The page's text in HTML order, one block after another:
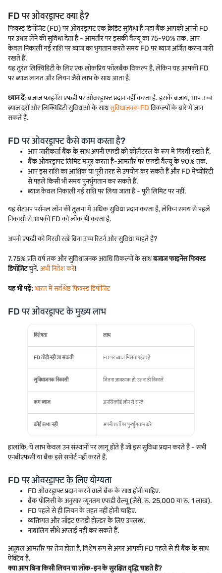
FD पर ओवरड्राफ्ट क्या है?
फिक्स्ड डिपॉज़िट (FD) पर ओवरड्राफ्ट एक क्रेडिट सुविधा है जहां बैंक आपको अपनी FD
पर उधार लेने की सुविधा देता है - आमतौर पर इसकी वैल्यू का 75-90% तक. आप
केवल निकाली गई राशि पर ब्याज का भुगतान करते समय FD पर ब्याज अर्जित करना जारी
रखते हैं.
यह तुरंत लिक्विडिटी के लिए एक लोकप्रिय फॉलबैक विकल्प है, लेकिन यह आपकी FD
पर ब्याज लागत और लियन जैसे लाभ के साथ आता है.
ध्यान दें: बजाज फाइनेंस एफडी पर ओवरड्राफ्ट प्रदान नहीं करता है. इसके बजाय, आप उच्च
ब्याज दरों और लिक्विडिटी सुविधाओं के साथसुविधाजनक FDविकल्पों के बारे में जान
सकते हैं.
FD पर ओवरड्राफ्ट कैसे काम करता है?
आप जारीकर्ता बैंक के साथ अपनी एफडी को कोलैटरल के रूप में गिरवी रखते हैं.
बैंक ओवरड्राफ्ट लिमिट मंजूर करता है-आमतौर पर एफडी वैल्यू के 90% तक.
आप इस राशि का आंशिक या पूरी तरह से उपयोग कर सकते हैं और FD मेच्योरिटी
से पहले किसी भी समय पुनर्भुगतान कर सकते हैं.
ब्याज केवल निकाली गई राशि पर लिया जाता है - पूरी लिमिट पर नहीं.
यह सेटअप पर्सनल लोन की तुलना में अधिक सुविधा प्रदान करता है, लेकिन समय से पहले
निकासी से आपकी FD को लॉक भी करता है.
अपनी एफडी को गिरवी रखे बिना उच्च रिटर्न और सुविधा चाहते हैं?
7.75% प्रति वर्ष तक और सुविधाजनक अवधि विकल्पों के साथबजाज फाइनेंस फिक्स्ड
डिपॉज़िटचुनें. अभी निवेश करें!
यह भी पढ़ें:भारत में सर्वश्रेष्ठ फिक्स्ड डिपॉजिट
FD पर ओवरड्राफ्ट के मुख्य लाभ
विशेषता लाभ
FD तोड़ी नहीं जा सकती FD पर ब्याज मिलता रहता है
सुविधाजनक निकासी जितना आवश्यक हो, उतना ही निकालें
कम ब्याज अनसिक्योर्ड लोन से सस्ते
कोई EMI नहीं अपनी शर्तों पर पुनर्भुगतान करें
हालांकि, ये लाभ केवल उन संस्थानों पर लागू होते हैं जो इस सुविधा प्रदान करते हैं - सभी
एनबीएफसी या बैंक इसे सपोर्ट नहीं करते हैं.
FD पर ओवरड्राफ्ट के लिए योग्यता
FD ओवरड्राफ्ट प्रदान करने वाले बैंक के साथ होनी चाहिए.
बैंक पॉलिसी के अनुसार न्यूनतम एफडी वैल्यू (जैसे, रु. 25,000 या रु. 1 लाख).
FD पहले से ही लियन के तहत नहीं होनी चाहिए.
व्यक्तिगत और जॉइंट एफडी होल्डर के लिए उपलब्ध.
नाबालिग सीधे अप्लाई नहीं कर सकते हैं.
अप्रूवल आमतौर पर तेज़ होता है, विशेष रूप से अगर आपकी FD पहले से ही बैंक के साथ
ऐक्टिव है.
क्या आप बिना किसी लियन या लॉक-इन के सुरक्षित वृद्धि चाहते हैं?